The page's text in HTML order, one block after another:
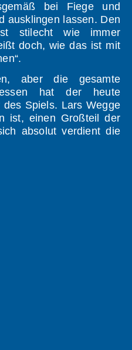
bei Fiege und
ausklingen lassen. Den
stilecht wie immer
doch, wie das ist mit
aber die gesamte
hat der heute
Spiels. Lars Wegge
ist, einen Großteil der
absolut verdient die